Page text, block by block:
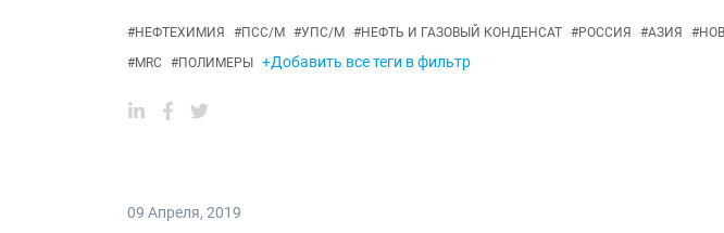
#НЕФТЕХИМИЯ #ПСС/М #УПС/М #НЕФТЬ И ГАЗОВЫЙ КОНДЕНСАТ #РОССИЯ #АЗИЯ #
#MRC #ПОЛИМЕРЫ +Добавить все теги в фильтр
09 Апреля, 2019